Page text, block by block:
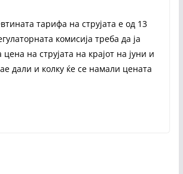
тарифа на струјата е од 13
комисија треба да ја
на струјата на крајот на јуни и
дали и колку ќе се намали цената